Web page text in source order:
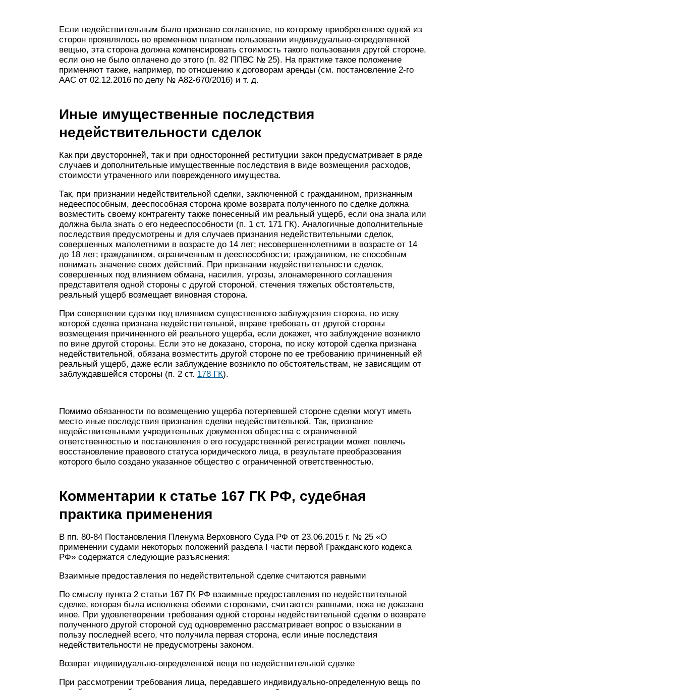
Если недействительным было признано соглашение, по которому приобретенное одной из
сторон проявлялось во временном платном пользовании индивидуально-определенной
вещью, эта сторона должна компенсировать стоимость такого пользования другой стороне,
если оно не было оплачено до этого (п. 82 ППВС № 25). На практике такое положение
применяют также, например, по отношению к договорам аренды (см. постановление 2-го
ААС от 02.12.2016 по делу № А82-670/2016) и т. д.
Иные имущественные последствия
недействительности сделок
Как при двусторонней, так и при односторонней реституции за­кон предусматривает в ряде
случаев и дополнительные имущественные последствия в виде возмещения расходов,
стоимости утраченного или поврежденного имущества.
Так, при признании недействительной сделки, заключенной с гра­жданином, признанным
недееспособным, дееспособная сторона кроме возврата полученного по сделке должна
возместить своему контрагенту также понесенный им реальный ущерб, если она знала или
должна была знать о его недееспособности (п. 1 ст. 171 ГК). Аналогичные дополни­тельные
последствия предусмотрены и для случаев признания недейст­вительными сделок,
совершенных малолетними в возрасте до 14 лет; не­совершеннолетними в возрасте от 14
до 18 лет; гражданином, ограничен­ным в дееспособности; гражданином, не способным
понимать значение своих действий. При признании недействительности сделок,
совершен­ных под влиянием обмана, насилия, угрозы, злонамеренного соглаше­ния
представителя одной стороны с другой стороной, стечения тяжелых обстоятельств,
реальный ущерб возмещает виновная сторона.
При совершении сделки под влиянием существенного заблуждения сторона, по иску
которой сделка признана недействительной, вправе тре­бовать от другой стороны
возмещения причиненного ей реального ущер­ба, если докажет, что заблуждение возникло
по вине другой стороны. Если это не доказано, сторона, по иску которой сделка признана
недействительной, обязана возместить другой стороне по ее требованию причиненный ей
реальный ущерб, даже если заблуждение возникло по обстоятельствам, не зависящим от
заблуждавшейся стороны (п. 2 ст. 178 ГК).
Помимо обязанности по возмещению ущерба потерпевшей стороне сделки могут иметь
место иные последствия признания сделки недейст­вительной. Так, признание
недействительными учредительных докумен­тов общества с ограниченной
ответственностью и постановления о его государственной регистрации может повлечь
восстановление правового статуса юридического лица, в результате преобразования
которого было создано указанное общество с ограниченной ответственностью.
Комментарии к статье 167 ГК РФ, судебная
практика применения
В пп. 80-84 Постановления Пленума Верховного Суда РФ от 23.06.2015 г. № 25 «О
применении судами некоторых положений раздела I части первой Гражданского кодекса
РФ» содержатся следующие разъяснения:
Взаимные предоставления по недействительной сделке считаются равными
По смыслу пункта 2 статьи 167 ГК РФ взаимные предоставления по недействительной
сделке, которая была исполнена обеими сторонами, считаются равными, пока не доказано
иное. При удовлетворении требования одной стороны недействительной сделки о возврате
полученного другой стороной суд одновременно рассматривает вопрос о взыскании в
пользу последней всего, что получила первая сторона, если иные последствия
недействительности не предусмотрены законом.
Возврат индивидуально-определенной вещи по недействительной сделке
При рассмотрении требования лица, передавшего индивидуально-определенную вещь по